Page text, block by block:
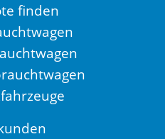
finden